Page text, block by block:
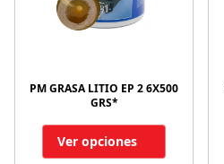
PM GRASA LITIO EP 2 6X500
GRS*
Ver opciones